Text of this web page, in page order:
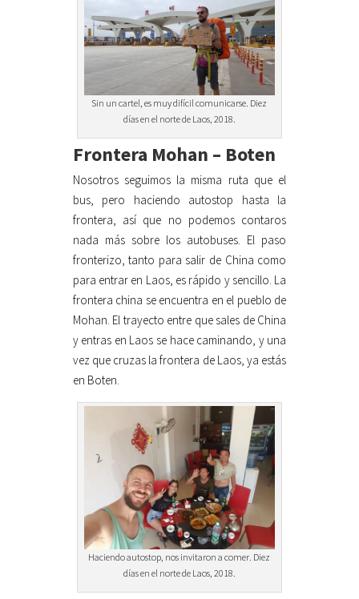
Sin un cartel, es muy difícil comunicarse. Diez
días en el norte de Laos, 2018.
Frontera Mohan – Boten
Nosotros seguimos la misma ruta que el
bus, pero haciendo autostop hasta la
frontera, así que no podemos contaros
nada más sobre los autobuses. El paso
fronterizo, tanto para salir de China como
para entrar en Laos, es rápido y sencillo. La
frontera china se encuentra en el pueblo de
Mohan. El trayecto entre que sales de China
y entras en Laos se hace caminando, y una
vez que cruzas la frontera de Laos, ya estás
en Boten.
Haciendo autostop, nos invitaron a comer. Diez
días en el norte de Laos, 2018.